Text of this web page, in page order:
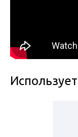
Использует